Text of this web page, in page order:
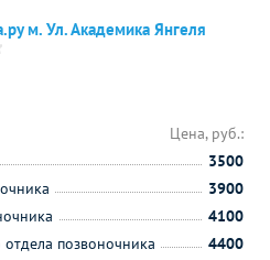
м. Ул. Академика Янгеля
Цена, руб.:
3500
3900
4100
позвоночника
4400